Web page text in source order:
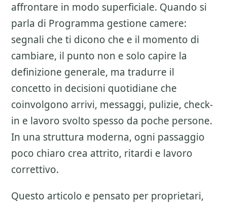
affrontare in modo superficiale. Quando si
parla di Programma gestione camere:
segnali che ti dicono che e il momento di
cambiare, il punto non e solo capire la
definizione generale, ma tradurre il
concetto in decisioni quotidiane che
coinvolgono arrivi, messaggi, pulizie, check-
in e lavoro svolto spesso da poche persone.
In una struttura moderna, ogni passaggio
poco chiaro crea attrito, ritardi e lavoro
correttivo.
Questo articolo e pensato per proprietari,